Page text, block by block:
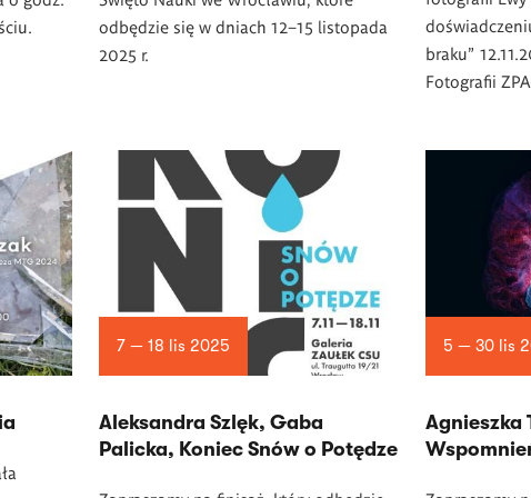
odbędzie się w dniach 12–15 listopada
2025 r.
braku"
Fotografii
7 — 18 lis 2025
Aleksandra Szlęk, Gaba
Palicka, Koniec Snów o Potędze
5 — 30 lis
Agnieszka